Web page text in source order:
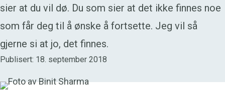
sier at du vil dø. Du som sier at det ikke finnes noe
som får deg til å ønske å fortsette. Jeg vil så
gjerne si at jo, det finnes.
Publisert: 18. september 2018